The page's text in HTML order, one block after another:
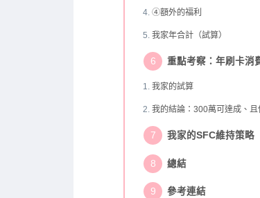
④額外的福利
我家年合計（試算）
重點考察：年刷卡消
我家的試算
我的結論：300萬可達成、且
我家的SFC維持策略
總結
參考連結